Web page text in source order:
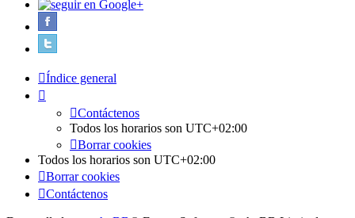
Índice general
Contáctenos
Todos los horarios son UTC+02:00
Borrar cookies
Todos los horarios son UTC+02:00
Borrar cookies
Contáctenos